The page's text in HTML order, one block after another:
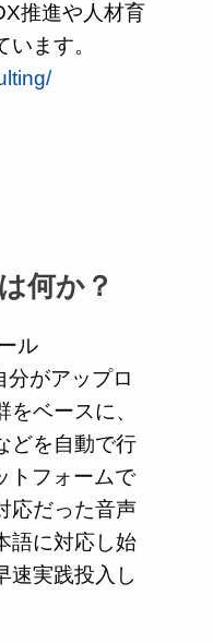
推進や人材育
ます。
何か？
ル
分がアップロ
ベースに、
どを自動で行
トフォームで
応だった音声
語に対応し始
速実践投入し